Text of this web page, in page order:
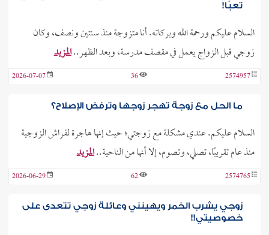
تعبًا!
السلام عليكم ورحمة الله وبركاته. أنا متزوجة منذ سنتين ونصف، وكان
زوجي قبل الزواج يعمل في مقصف مدرسة، وبعد الظهر..المزيد
2574957
36
2026-07-07
ما الحل مع زوجة تهجر زوجها وترفض الإصلاح؟
السلام عليكم. عندي مشكلة مع زوجتي؛ حيث إنها هاجرة لفراش الزوجية
منذ عام تقريبًا، تصلي، وتصوم، إلا أنها من الناحية..المزيد
2574765
62
2026-06-29
زوجي يشرب الخمر ويهينني وعائلة زوجي تتعدى على
خصوصيتي!!